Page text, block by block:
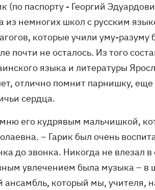
(по паспорту - Георгий
из немногих школ с русским
которые учили уму-
почти не осталось. Из того
языка и литературы
отлично помнит парнишку,
сердца.
его кудрявым мальчишкой,
– Гарик был очень
до звонка. Никогда не влезал
увлечением была музыка – в
ансамбль, который мы, учителя,